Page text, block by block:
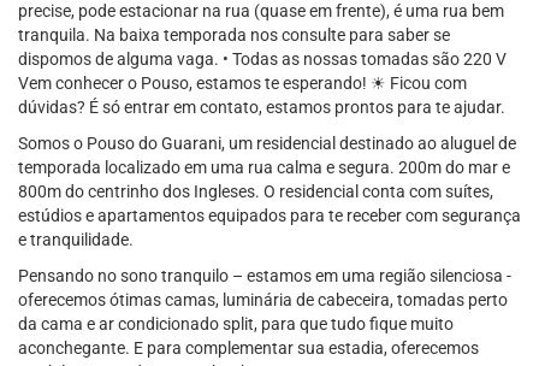
precise, pode estacionar na rua (quase em frente), é uma rua bem
tranquila. Na baixa temporada nos consulte para saber se
dispomos de alguma vaga. • Todas as nossas tomadas são 220 V
Vem conhecer o Pouso, estamos te esperando! ☀ Ficou com
dúvidas? É só entrar em contato, estamos prontos para te ajudar.
Somos o Pouso do Guarani, um residencial destinado ao aluguel de
temporada localizado em uma rua calma e segura. 200m do mar e
800m do centrinho dos Ingleses. O residencial conta com suítes,
estúdios e apartamentos equipados para te receber com segurança
e tranquilidade.
Pensando no sono tranquilo – estamos em uma região silenciosa -
oferecemos ótimas camas, luminária de cabeceira, tomadas perto
da cama e ar condicionado split, para que tudo fique muito
aconchegante. E para complementar sua estadia, oferecemos